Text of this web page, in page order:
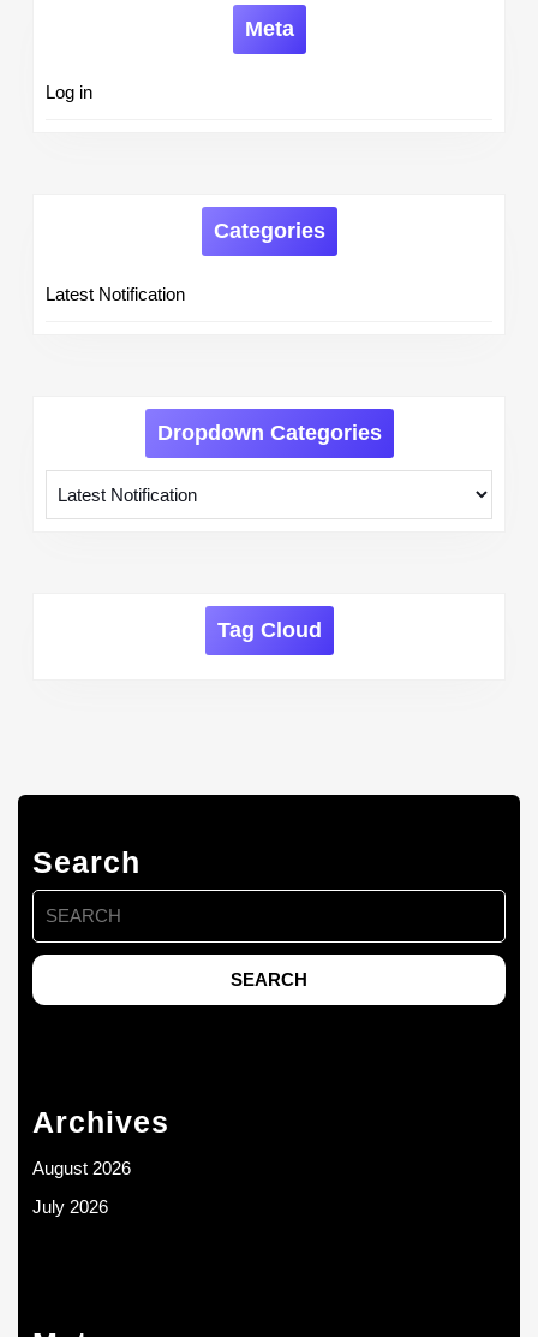
Meta
Log in
Categories
Latest Notification
Dropdown Categories
Tag Cloud
Search
Search
for:
Archives
August 2026
July 2026